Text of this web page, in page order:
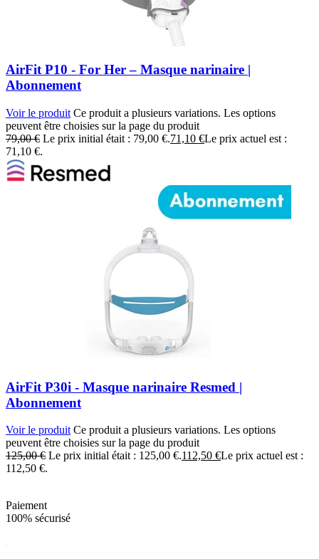
AirFit P10 - For Her – Masque narinaire |
Abonnement
Voir le produit Ce produit a plusieurs variations. Les options
peuvent être choisies sur la page du produit
79,00€ Le prix initial était : 79,00 €.71,10 €Le prix actuel est :
71,10 €.
AirFit P30i - Masque narinaire Resmed |
Abonnement
Voir le produit Ce produit a plusieurs variations. Les options
peuvent être choisies sur la page du produit
125,00€ Le prix initial était : 125,00 €.112,50 €Le prix actuel est :
112,50 €.
Paiement
100% sécurisé